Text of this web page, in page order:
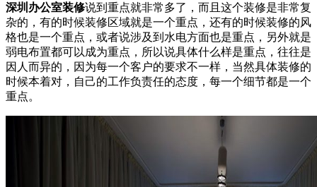
深圳办公室装修说到重点就非常多了，而且这个装修是非常复
杂的，有的时候装修区域就是一个重点，还有的时候装修的风
格也是一个重点，或者说涉及到水电方面也是重点，另外就是
弱电布置都可以成为重点，所以说具体什么样是重点，往往是
因人而异的，因为每一个客户的要求不一样，当然具体装修的
时候本着对，自己的工作负责任的态度，每一个细节都是一个
重点。